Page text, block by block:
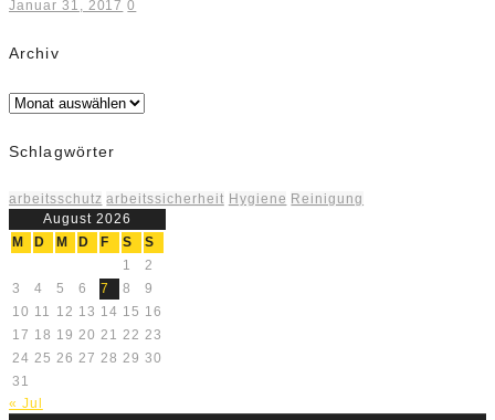
Januar 31, 2017 0
Archiv
Archiv
Schlagwörter
arbeitsschutz arbeitssicherheit Hygiene Reinigung
August 2026
M
D M D F S
S
1
2
3
4 5 6 7 8
9
10 11 12 13 14 15 16
17 18 19 20 21 22 23
24 25 26 27 28 29 30
31
« Jul